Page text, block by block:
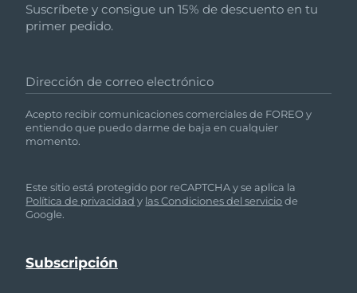
Suscríbete y consigue un 15% de descuento en tu
primer pedido.
Dirección de correo electrónico
Acepto recibir comunicaciones comerciales de FOREO y
entiendo que puedo darme de baja en cualquier
momento.
Este sitio está protegido por reCAPTCHA y se aplica la
Política de privacidad y las Condiciones del serviciode
Google.